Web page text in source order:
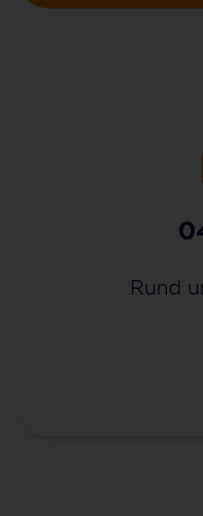
Rund